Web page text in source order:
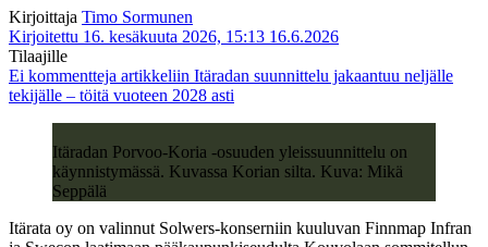
Kirjoittaja Timo Sormunen
Kirjoitettu 16. kesäkuuta 2026, 15:13 16.6.2026
Tilaajille
Ei kommentteja artikkeliin Itäradan suunnittelu jakaantuu neljälle
tekijälle – töitä vuoteen 2028 asti
Itäradan Porvoo-Koria -osuuden yleissuunnittelu on
käynnistymässä. Kuvassa Korian silta. Kuva: Mikä
Seppälä
Itärata oy on valinnut Solwers-konserniin kuuluvan Finnmap Infran